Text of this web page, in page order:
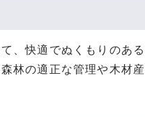
、快適でぬくもりのあ
林の適正な管理や木材